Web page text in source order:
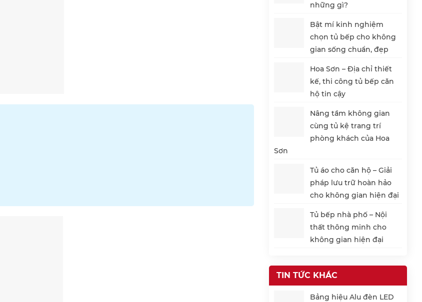
những gì?
Bật mí kinh nghiệm
chọn tủ bếp cho không
gian sống chuẩn, đẹp
Hoa Sơn – Địa chỉ thiết
kế, thi công tủ bếp căn
hộ tin cậy
Nâng tầm không gian
cùng tủ kệ trang trí
phòng khách của Hoa
Sơn
Tủ áo cho căn hộ – Giải
pháp lưu trữ hoàn hảo
cho không gian hiện đại
Tủ bếp nhà phố – Nội
thất thông minh cho
không gian hiện đại
TIN TỨC KHÁC
Bảng hiệu Alu đèn LED